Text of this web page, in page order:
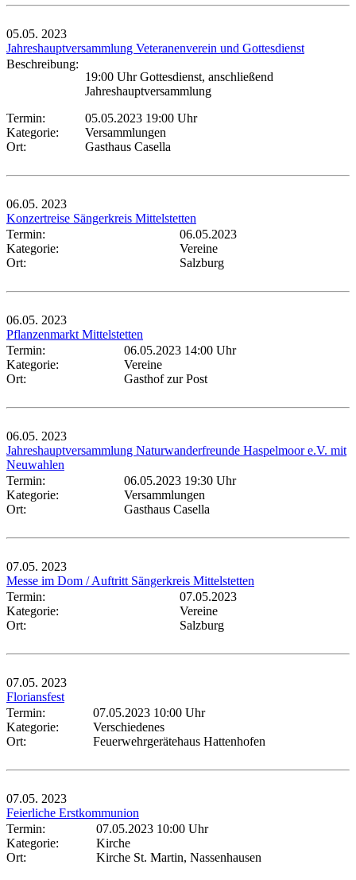
05.05. 2023
Jahreshauptversammlung Veteranenverein und Gottesdienst
Beschreibung:
19:00 Uhr Gottesdienst, anschließend
Jahreshauptversammlung
Termin:
05.05.2023 19:00 Uhr
Kategorie:
Versammlungen
Ort:
Gasthaus Casella
06.05. 2023
Konzertreise Sängerkreis Mittelstetten
Termin:
06.05.2023
Kategorie:
Vereine
Ort:
Salzburg
06.05. 2023
Pflanzenmarkt Mittelstetten
Termin:
06.05.2023 14:00 Uhr
Kategorie:
Vereine
Ort:
Gasthof zur Post
06.05. 2023
Jahreshauptversammlung Naturwanderfreunde Haspelmoor e.V. mit
Neuwahlen
Termin:
06.05.2023 19:30 Uhr
Kategorie:
Versammlungen
Ort:
Gasthaus Casella
07.05. 2023
Messe im Dom / Auftritt Sängerkreis Mittelstetten
Termin:
07.05.2023
Kategorie:
Vereine
Ort:
Salzburg
07.05. 2023
Floriansfest
Termin:
07.05.2023 10:00 Uhr
Kategorie:
Verschiedenes
Ort:
Feuerwehrgerätehaus Hattenhofen
07.05. 2023
Feierliche Erstkommunion
Termin:
07.05.2023 10:00 Uhr
Kategorie:
Kirche
Ort:
Kirche St. Martin, Nassenhausen